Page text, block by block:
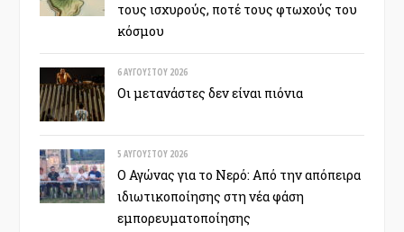
τους ισχυρούς, ποτέ τους φτωχούς του
κόσμου
6 ΑΥΓΟΎΣΤΟΥ 2026
Οι μετανάστες δεν είναι πιόνια
5 ΑΥΓΟΎΣΤΟΥ 2026
Ο Αγώνας για το Νερό: Από την απόπειρα
ιδιωτικοποίησης στη νέα φάση
εμπορευματοποίησης